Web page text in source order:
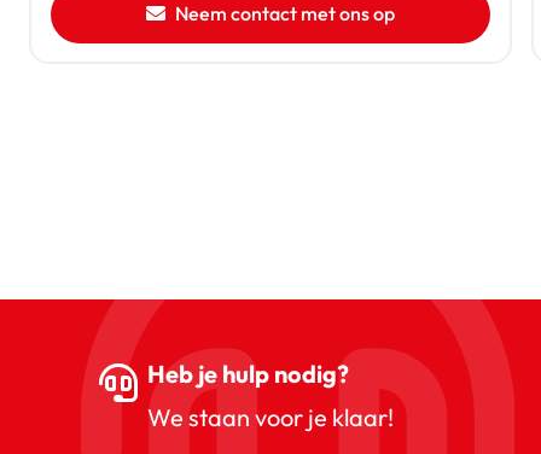
Neem contact met ons op
Heb je hulp nodig?
We staan voor je klaar!